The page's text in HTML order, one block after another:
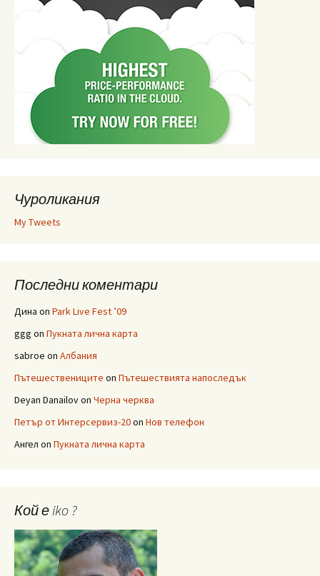
Чуроликания
My Tweets
Последни коментари
Дина on Park Live Fest ’09
ggg on Пукната лична карта
sabroe on Албания
Пътешествениците on Пътешествията напоследък
Deyan Danailovon Черна черква
Петър от Интерсервиз-20on Нов телефон
Ангел on Пукната лична карта
Кой е iko ?